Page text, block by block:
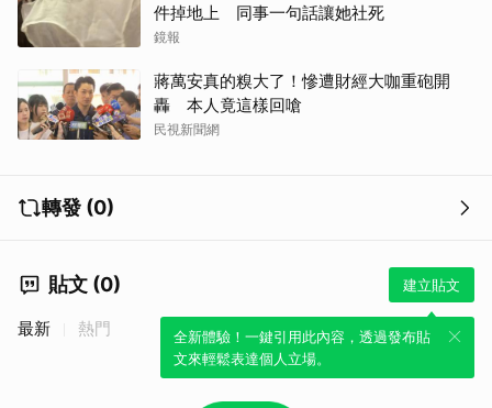
件掉地上 同事一句話讓她社死
鏡報
蔣萬安真的糗大了！慘遭財經大咖重砲開
轟 本人竟這樣回嗆
民視新聞網
轉發 (0)
貼文 (0) 建立貼文
全新體驗！一鍵引用此內容，透過發布貼
文來輕鬆表達個人立場。
最新 熱門